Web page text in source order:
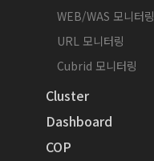
WEB/WAS 모니터링
URL 모니터링
Cubrid 모니터링
Cluster
Dashboard
COP